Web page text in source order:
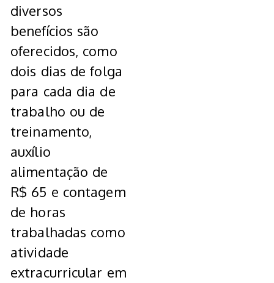
diversos
benefícios são
oferecidos, como
dois dias de folga
para cada dia de
trabalho ou de
treinamento,
auxílio
alimentação de
R$ 65 e contagem
de horas
trabalhadas como
atividade
extracurricular em